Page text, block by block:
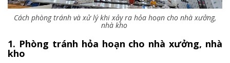
Cách phòng tránh và xử lý khi xảy ra hỏa hoạn cho nhà xưởng,
nhà kho
1. Phòng tránh hỏa hoạn cho nhà xưởng, nhà
kho